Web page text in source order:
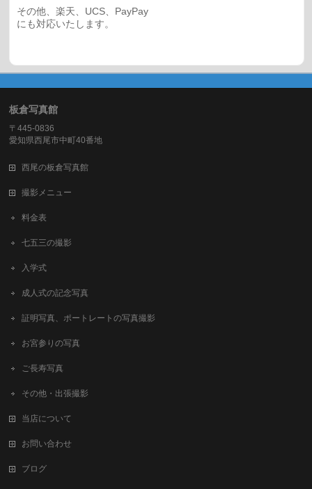
その他、楽天、UCS、PayPay
にも対応いたします。
板倉写真館
〒445-0836
愛知県西尾市中町40番地
西尾の板倉写真館
撮影メニュー
料金表
七五三の撮影
入学式
成人式の記念写真
証明写真、ポートレートの写真撮影
お宮参りの写真
ご長寿写真
その他・出張撮影
当店について
お問い合わせ
ブログ